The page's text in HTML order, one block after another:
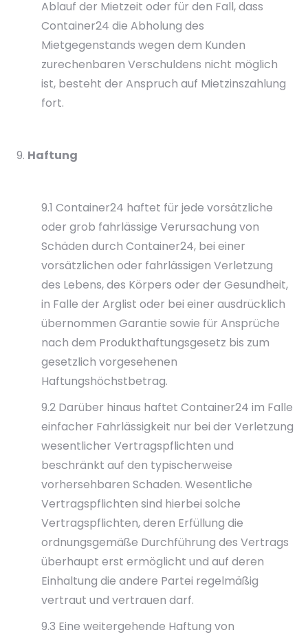
Ablauf der Mietzeit oder für den Fall, dass
Container24 die Abholung des
Mietgegenstands wegen dem Kunden
zurechenbaren Verschuldens nicht möglich
ist, besteht der Anspruch auf Mietzinszahlung
fort.
Haftung
9.1 Container24 haftet für jede vorsätzliche
oder grob fahrlässige Verursachung von
Schäden durch Container24, bei einer
vorsätzlichen oder fahrlässigen Verletzung
des Lebens, des Körpers oder der Gesundheit,
in Falle der Arglist oder bei einer ausdrücklich
übernommen Garantie sowie für Ansprüche
nach dem Produkthaftungsgesetz bis zum
gesetzlich vorgesehenen
Haftungshöchstbetrag.
9.2 Darüber hinaus haftet Container24 im Falle
einfacher Fahrlässigkeit nur bei der Verletzung
wesentlicher Vertragspflichten und
beschränkt auf den typischerweise
vorhersehbaren Schaden. Wesentliche
Vertragspflichten sind hierbei solche
Vertragspflichten, deren Erfüllung die
ordnungsgemäße Durchführung des Vertrags
überhaupt erst ermöglicht und auf deren
Einhaltung die andere Partei regelmäßig
vertraut und vertrauen darf.
9.3 Eine weitergehende Haftung von